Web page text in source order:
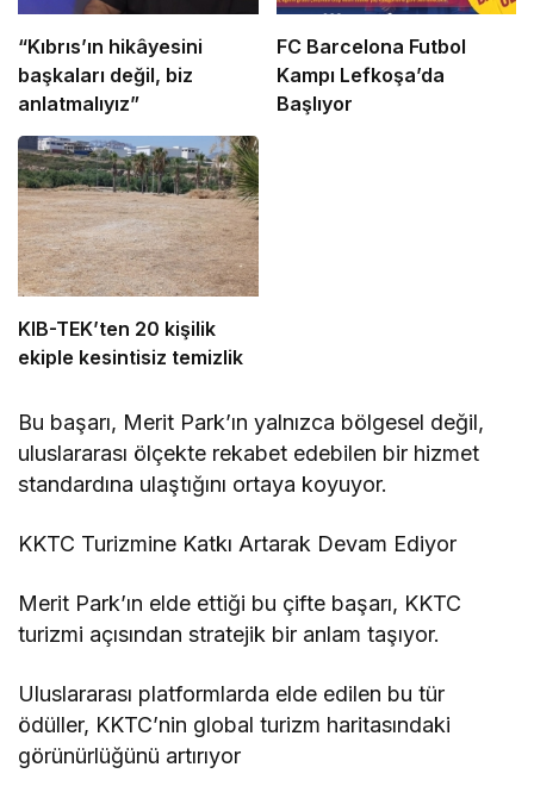
“Kıbrıs’ın hikâyesini
başkaları değil, biz
anlatmalıyız”
FC Barcelona Futbol
Kampı Lefkoşa’da
Başlıyor
KIB-TEK’ten 20 kişilik
ekiple kesintisiz temizlik
Bu başarı, Merit Park’ın yalnızca bölgesel değil,
uluslararası ölçekte rekabet edebilen bir hizmet
standardına ulaştığını ortaya koyuyor.
KKTC Turizmine Katkı Artarak Devam Ediyor
Merit Park’ın elde ettiği bu çifte başarı, KKTC
turizmi açısından stratejik bir anlam taşıyor.
Uluslararası platformlarda elde edilen bu tür
ödüller, KKTC’nin global turizm haritasındaki
görünürlüğünü artırıyor